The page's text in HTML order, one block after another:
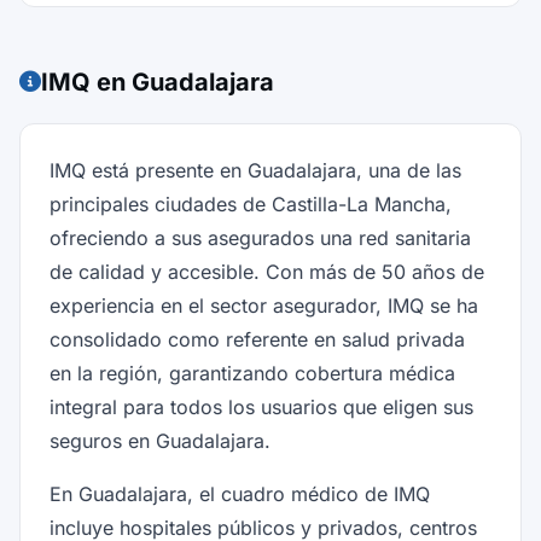
IMQ en Guadalajara
IMQ está presente en Guadalajara, una de las
principales ciudades de Castilla-La Mancha,
ofreciendo a sus asegurados una red sanitaria
de calidad y accesible. Con más de 50 años de
experiencia en el sector asegurador, IMQ se ha
consolidado como referente en salud privada
en la región, garantizando cobertura médica
integral para todos los usuarios que eligen sus
seguros en Guadalajara.
En Guadalajara, el cuadro médico de IMQ
incluye hospitales públicos y privados, centros